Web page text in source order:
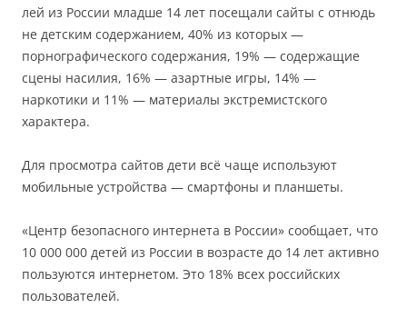
лей из России младше 14 лет посещали сайты с отнюдь
не детским содержанием, 40% из которых —
порнографического содержания, 19% — содержащие
сцены насилия, 16% — азартные игры, 14% —
наркотики и 11% — материалы экстремистского
характера.
Для просмотра сайтов дети всё чаще используют
мобильные устройства — смартфоны и планшеты.
«Центр безопасного интернета в России» сообщает, что
10 000 000 детей из России в возрасте до 14 лет активно
пользуются интернетом. Это 18% всех российских
пользователей.